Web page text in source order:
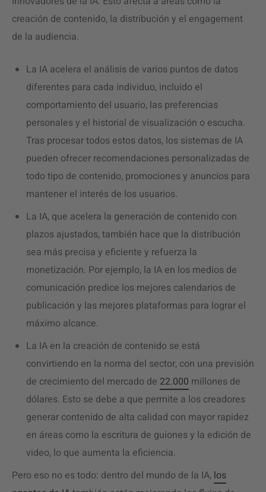
creación de contenido, la distribución y el engagement
de la audiencia.
La IA acelera el análisis de varios puntos de datos
diferentes para cada individuo, incluido el
comportamiento del usuario, las preferencias
personales y el historial de visualización o escucha.
Tras procesar todos estos datos, los sistemas de IA
pueden ofrecer recomendaciones personalizadas de
todo tipo de contenido, promociones y anuncios para
mantener el interés de los usuarios.
La IA, que acelera la generación de contenido con
plazos ajustados, también hace que la distribución
sea más precisa y eficiente y refuerza la
monetización. Por ejemplo, la IA en los medios de
comunicación predice los mejores calendarios de
publicación y las mejores plataformas para lograr el
máximo alcance.
La IA en la creación de contenido se está
convirtiendo en la norma del sector, con una previsión
de crecimiento del mercado de 22.000 millones de
dólares. Esto se debe a que permite a los creadores
generar contenido de alta calidad con mayor rapidez
en áreas como la escritura de guiones y la edición de
video, lo que aumenta la eficiencia.
Pero eso no es todo: dentro del mundo de la IA, los